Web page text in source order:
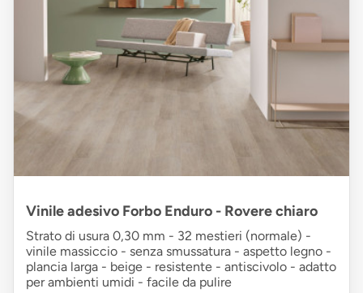
Vinile adesivo Forbo Enduro - Rovere chiaro
Strato di usura 0,30 mm - 32 mestieri (normale) -
vinile massiccio - senza smussatura - aspetto legno -
plancia larga - beige - resistente - antiscivolo - adatto
per ambienti umidi - facile da pulire